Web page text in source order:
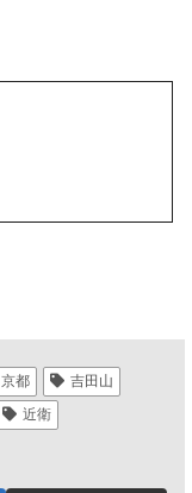
京都
吉田山
近衛